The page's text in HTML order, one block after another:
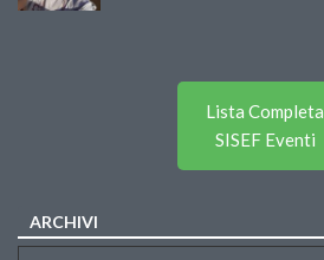
Lista Completa
SISEF Eventi
ARCHIVI